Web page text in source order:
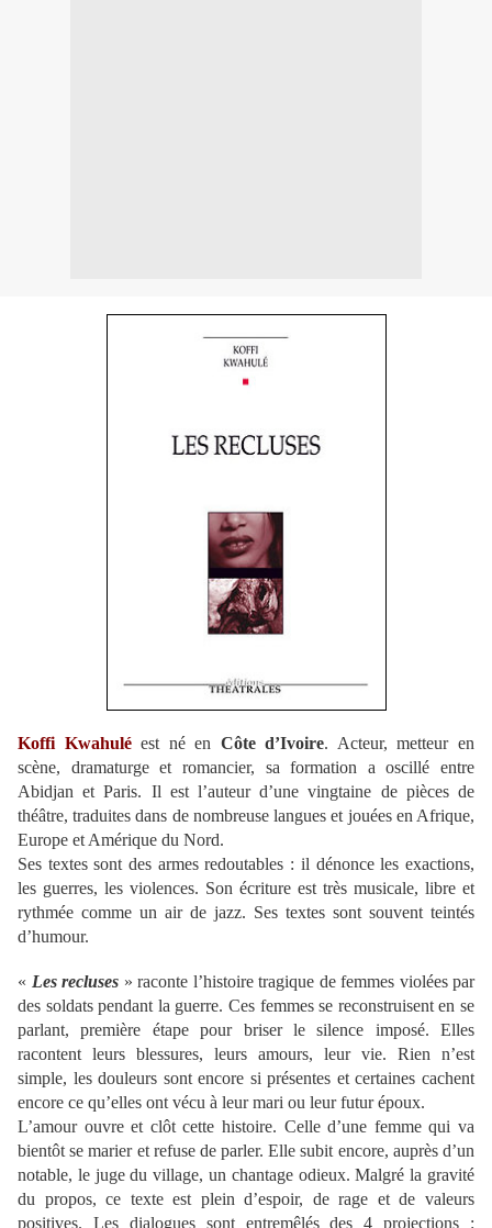
Koffi Kwahuléest né en Côte d’Ivoire. Acteur, metteur en
scène, dramaturge et romancier, sa formation a oscillé entre
Abidjan et Paris. Il est l’auteur d’une vingtaine de pièces de
théâtre, traduites dans de nombreuse langues et jouées en Afrique,
Europe et Amérique du Nord.
Ses textes sont des armes redoutables : il dénonce les exactions,
les guerres, les violences. Son écriture est très musicale, libre et
rythmée comme un air de jazz. Ses textes sont souvent teintés
d’humour.
« Les recluses » raconte l’histoire tragique de femmes violées par
des soldats pendant la guerre. Ces femmes se reconstruisent en se
parlant, première étape pour briser le silence imposé. Elles
racontent leurs blessures, leurs amours, leur vie. Rien n’est
simple, les douleurs sont encore si présentes et certaines cachent
encore ce qu’elles ont vécu à leur mari ou leur futur époux.
L’amour ouvre et clôt cette histoire. Celle d’une femme qui va
bientôt se marier et refuse de parler. Elle subit encore, auprès d’un
notable, le juge du village, un chantage odieux. Malgré la gravité
du propos, ce texte est plein d’espoir, de rage et de valeurs
positives. Les dialogues sont entremêlés des 4 projections :